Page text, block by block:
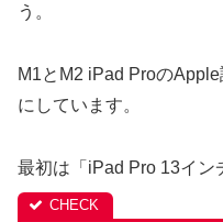
う。
M1とM2 iPad Proの
にしています。
最初は「iPad Pro 13イン